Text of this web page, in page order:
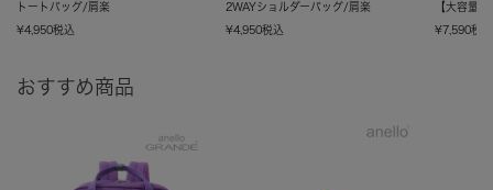
トートバッグ/肩楽
¥4,950税込
2WAYショルダーバッグ/肩楽
¥4,950税込
【大容量
¥7,590税込
おすすめ商品